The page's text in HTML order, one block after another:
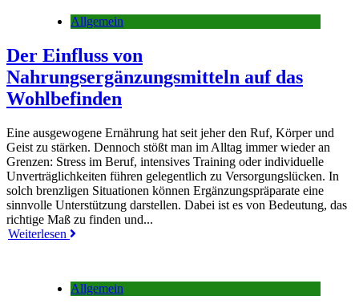
Allgemein
Der Einfluss von
Nahrungsergänzungsmitteln auf das
Wohlbefinden
Eine ausgewogene Ernährung hat seit jeher den Ruf, Körper und
Geist zu stärken. Dennoch stößt man im Alltag immer wieder an
Grenzen: Stress im Beruf, intensives Training oder individuelle
Unverträglichkeiten führen gelegentlich zu Versorgungslücken. In
solch brenzligen Situationen können Ergänzungspräparate eine
sinnvolle Unterstützung darstellen. Dabei ist es von Bedeutung, das
richtige Maß zu finden und...
Weiterlesen
Allgemein